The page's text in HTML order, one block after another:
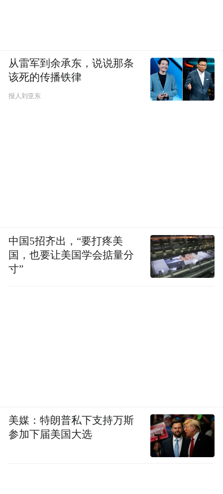
从雷军到余承东，说说那条
该死的传播铁律
报人刘亚东
中国5招齐出，“要打疼美
国，也要让美国学会掂量分
寸”
美媒：特朗普私下支持万斯
参加下届美国大选